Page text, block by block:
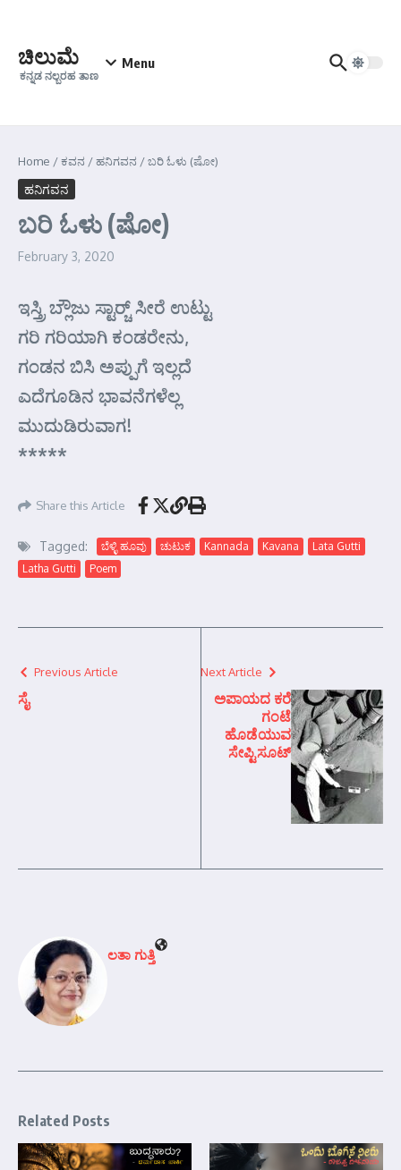
ಚಿಲುಮೆ
ಕನ್ನಡ ನಲ್ಬರಹ ತಾಣ
Menu
Home /ಕವನ /ಹನಿಗವನ /ಬರಿ ಓಳು (ಷೋ)
ಹನಿಗವನ
ಬರಿ ಓಳು (ಷೋ)
February 3, 2020
ಇಸ್ತ್ರಿ ಬ್ಲೌಜು ಸ್ಟಾರ್‍ಚ್ ಸೀರೆ ಉಟ್ಟು
ಗರಿ ಗರಿಯಾಗಿ ಕಂಡರೇನು,
ಗಂಡನ ಬಿಸಿ ಅಪ್ಪುಗೆ ಇಲ್ಲದೆ
ಎದೆಗೂಡಿನ ಭಾವನೆಗಳೆಲ್ಲ
ಮುದುಡಿರುವಾಗ!
*****
Share this Article
Tagged: ಬೆಳ್ಳಿ ಹೂವು ಚುಟುಕ Kannada Kavana
Lata Gutti
Latha Gutti
Poem
Previous Article
ಸೈ
Next Article
ಅಪಾಯದ ಕರೆ
ಗಂಟೆ
ಹೊಡೆಯುವ
ಸೇಪ್ಟಿಸೂಟ್
ಲತಾ ಗುತ್ತಿ
Related Posts